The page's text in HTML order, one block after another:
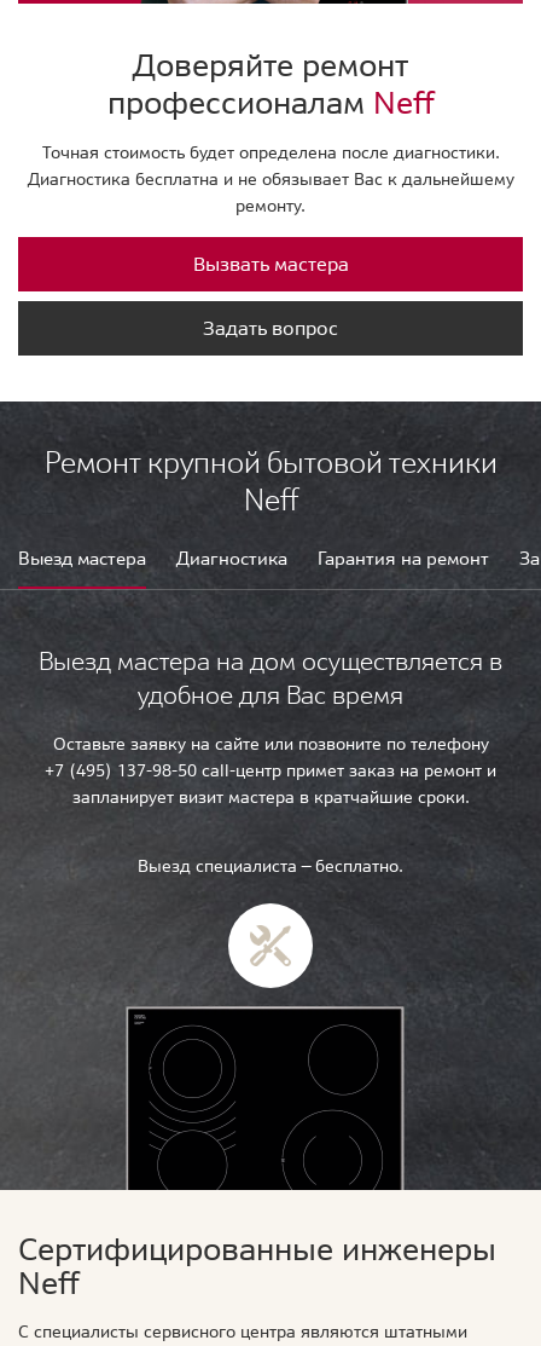
Доверяйте ремонт
профессионалам Neff
Точная стоимость будет определена после диагностики.
Диагностика бесплатна и не обязывает Вас к дальнейшему
ремонту.
Вызвать мастера
Задать вопрос
Ремонт крупной бытовой техники
Neff
Выезд мастера Диагностика Гарантия на ремонт
Выезд мастера на дом осуществляется в
удобное для Вас время
Оставьте заявку на сайте или позвоните по телефону
+7 (495) 137-98-50 call-центр примет заказ на ремонт и
запланирует визит мастера в кратчайшие сроки.
Выезд специалиста — бесплатно.
Сертифицированные инженеры
Neff
С специалисты сервисного центра являются штатными